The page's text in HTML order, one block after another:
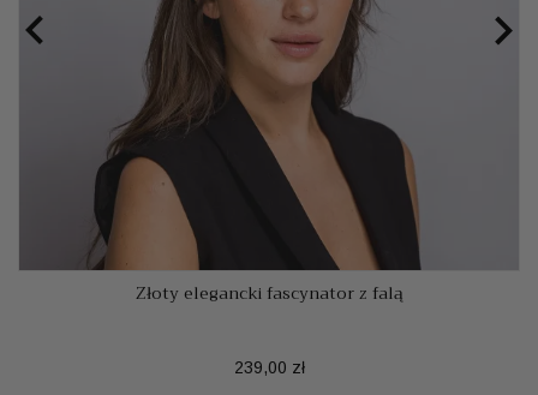
Złoty elegancki fascynator z falą
Cena
239,00 zł
 